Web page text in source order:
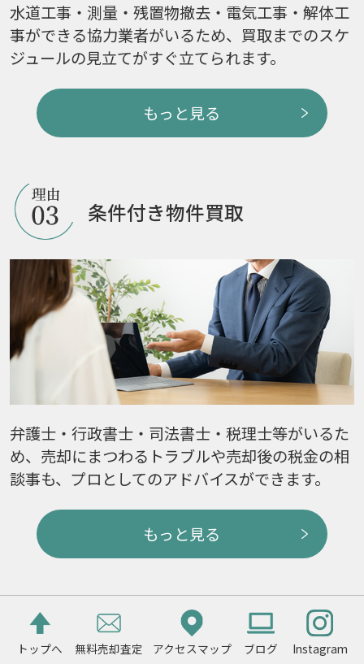
水道工事・測量・残置物撤去・電気工事・解体工
事ができる協力業者がいるため、買取までのスケ
ジュールの見立てがすぐ立てられます。
もっと見る
条件付き物件買取
弁護士・行政書士・司法書士・税理士等がいるた
め、売却にまつわるトラブルや売却後の税金の相
談事も、プロとしてのアドバイスができます。
もっと見る
トップへ 無料売却査定 アクセスマップ ブログ Instagram